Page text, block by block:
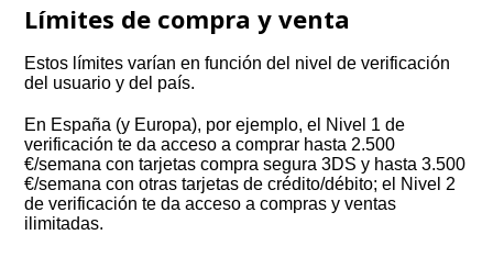
Límites de compra y venta
Estos límites varían en función del nivel de verificación
del usuario y del país.
En España (y Europa), por ejemplo, el Nivel 1 de
verificación te da acceso a comprar hasta 2.500
€/semana con tarjetas compra segura 3DS y hasta 3.500
€/semana con otras tarjetas de crédito/débito; el Nivel 2
de verificación te da acceso a compras y ventas
ilimitadas.